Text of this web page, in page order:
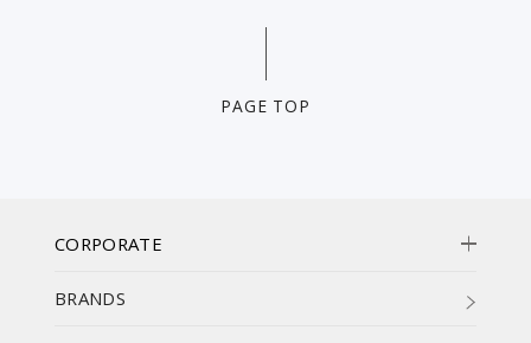
PAGE TOP
CORPORATE
BRANDS